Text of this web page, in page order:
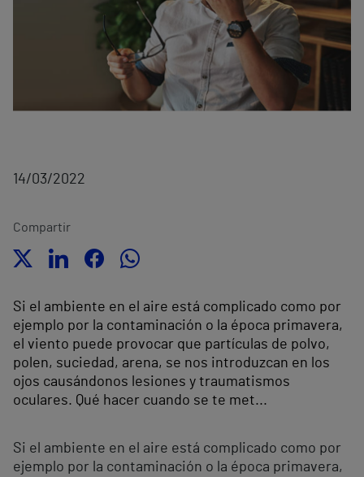
14/03/2022
Compartir
Si el ambiente en el aire está complicado como por
ejemplo por la contaminación o la época primavera,
el viento puede provocar que partículas de polvo,
polen, suciedad, arena, se nos introduzcan en los
ojos causándonos lesiones y traumatismos
oculares. Qué hacer cuando se te met...
Si el ambiente en el aire está complicado como por
ejemplo por la contaminación o la época primavera,